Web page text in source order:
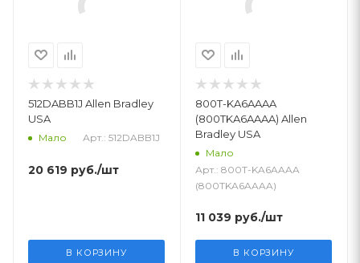
512DABB1J Allen Bradley
USA
Мало Арт.: 512DABB1J
20 619 руб./шт
В КОРЗИНУ
800T-KA6AAAA
(800TKA6AAAA) Allen
Bradley USA
Мало
Арт.: 800T-KA6AAAA
(800TKA6AAAA)
11 039 руб./шт
В КОРЗИНУ